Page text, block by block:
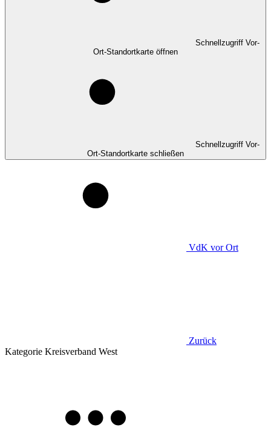
Schnellzugriff Vor-
Ort-Standortkarte öffnen
Schnellzugriff Vor-
Ort-Standortkarte schließen
VdK vor Ort
Zurück
Kategorie Kreisverband West